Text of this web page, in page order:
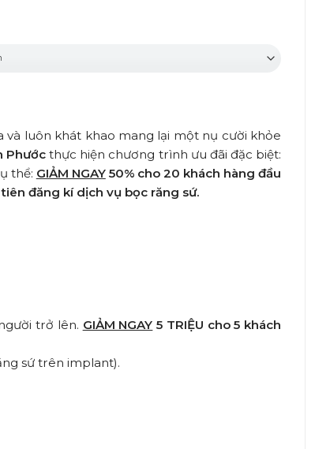
và luôn khát khao mang lại một nụ cười khỏe
Phước thực hiện chương trình ưu đãi đặc biệt:
thể: GIẢM NGAY50%cho 20 khách hàng đầu
đăng kí dịch vụ bọc răng sứ.
trở lên. GIẢM NGAY 5 TRIỆU cho 5 khách
sứ trên implant).